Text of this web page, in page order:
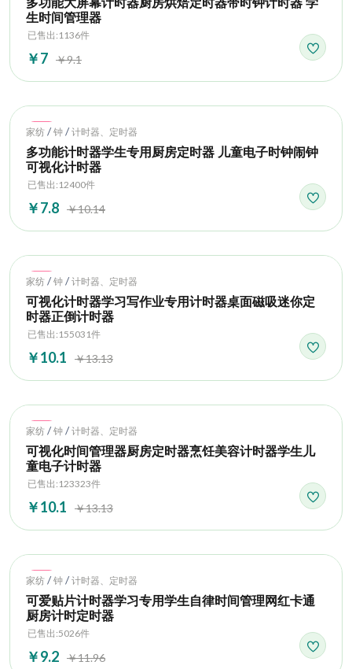
多功能大屏幕计时器厨房烘焙定时器带时钟计时器 学
生时间管理器
已售出:1136件
￥7 ￥9.1
Hot
家纺 / 钟 / 计时器、定时器
多功能计时器学生专用厨房定时器 儿童电子时钟闹钟
可视化计时器
已售出:12400件
￥7.8 ￥10.14
Hot
家纺 / 钟 / 计时器、定时器
可视化计时器学习写作业专用计时器桌面磁吸迷你定
时器正倒计时器
已售出:155031件
￥10.1 ￥13.13
Hot
家纺 / 钟 / 计时器、定时器
可视化时间管理器厨房定时器烹饪美容计时器学生儿
童电子计时器
已售出:123323件
￥10.1 ￥13.13
Hot
家纺 / 钟 / 计时器、定时器
可爱贴片计时器学习专用学生自律时间管理网红卡通
厨房计时定时器
已售出:5026件
￥9.2 ￥11.96